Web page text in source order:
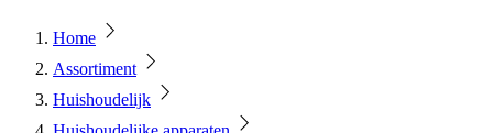
Home
Assortiment
Huishoudelijk